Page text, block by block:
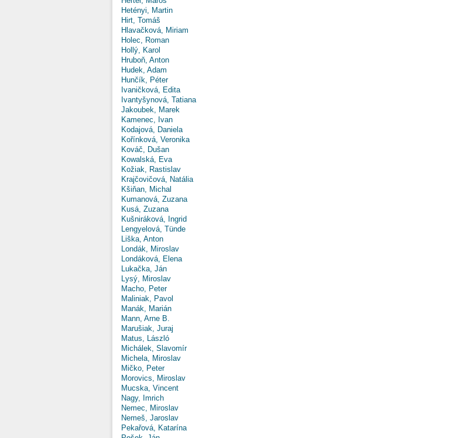
Hetényi, Martin
Hirt, Tomáš
Hlavačková, Miriam
Holec, Roman
Hollý, Karol
Hruboň, Anton
Hudek, Adam
Hunčík, Péter
Ivaničková, Edita
Ivantyšynová, Tatiana
Jakoubek, Marek
Kamenec, Ivan
Kodajová, Daniela
Kořínková, Veronika
Kováč, Dušan
Kowalská, Eva
Kožiak, Rastislav
Krajčovičová, Natália
Kšiňan, Michal
Kumanová, Zuzana
Kusá, Zuzana
Kušniráková, Ingrid
Lengyelová, Tünde
Liška, Anton
Londák, Miroslav
Londáková, Elena
Lukačka, Ján
Lysý, Miroslav
Macho, Peter
Maliniak, Pavol
Manák, Marián
Mann, Arne B.
Marušiak, Juraj
Matus, László
Michálek, Slavomír
Michela, Miroslav
Mičko, Peter
Morovics, Miroslav
Mucska, Vincent
Nagy, Imrich
Nemec, Miroslav
Nemeš, Jaroslav
Pekařová, Katarína